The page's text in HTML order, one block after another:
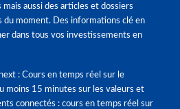
aussi des articles et dossiers
du moment. Des informations clé en
dans tous vos investissements en
: Cours en temps réel sur le
moins 15 minutes sur les valeurs et
connectés : cours en temps réel sur